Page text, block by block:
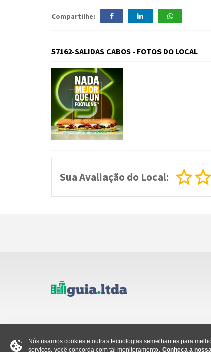
Compartilhe:
57162-SALIDAS CABOS - FOTOS DO LOCAL
Sua Avaliação do Local:
Nós usamos cookies e outras tecnologias semelhantes para
serviços, você concorda com tal monitoramento. Conheça a